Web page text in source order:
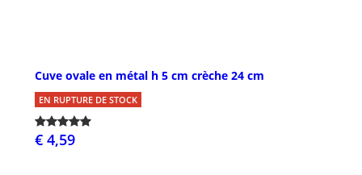
Cuve ovale en métal h 5 cm crèche 24 cm
EN RUPTURE DE STOCK
€ 4,59